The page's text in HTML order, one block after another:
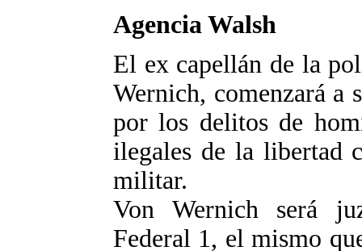
Agencia Walsh
El ex capellán de la
Wernich, comenzará a
por los delitos de
ilegales de la libertad
militar.
Von Wernich será
Federal 1, el mismo